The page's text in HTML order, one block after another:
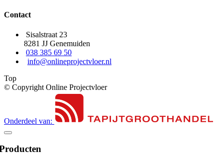
Contact
Sisalstraat 23
8281 JJ Genemuiden
038 385 69 50
info@onlineprojectvloer.nl
Top
© Copyright Online Projectvloer
Onderdeel van: